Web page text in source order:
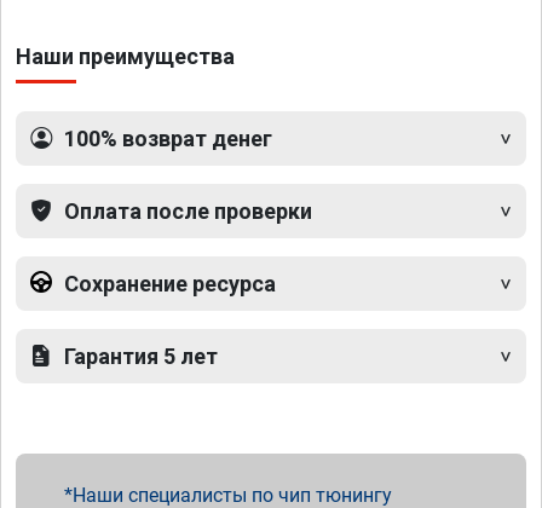
Наши преимущества
100% возврат денег
Оплата после проверки
Сохранение ресурса
Гарантия 5 лет
Наши специалисты по чип тюнингу